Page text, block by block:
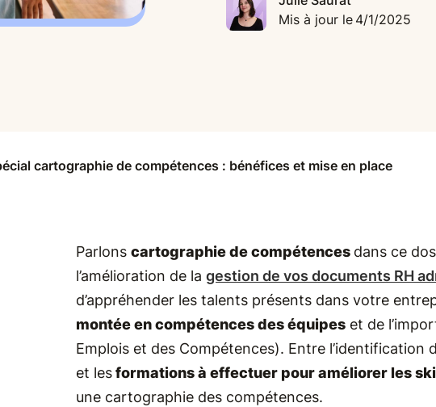
Mis à jour le 4/1/2025
cartographie de compétences : bénéfices et mise en place
Parlons cartographie de compétences dans ce
l’amélioration de la gestion de vos documents RH
d’appréhender les talents présents dans votre
montée en compétences des équipes et de
Emplois et des Compétences). Entre
et lesformations à effectuer pour améliorer les
une cartographie des compétences.